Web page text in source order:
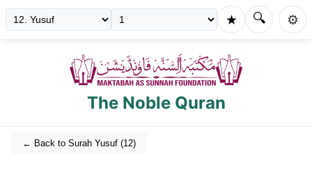
★ 🔍 ⚙️
The Noble Quran
← Back to Surah Yusuf (12)